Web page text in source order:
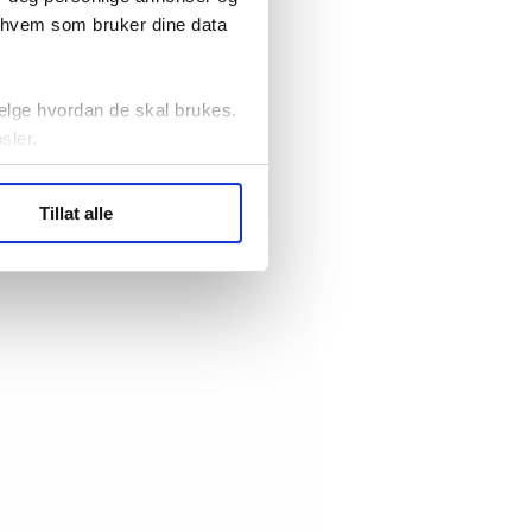
som bruker dine data
hvordan de skal brukes.
statistikk.
Tillat alle